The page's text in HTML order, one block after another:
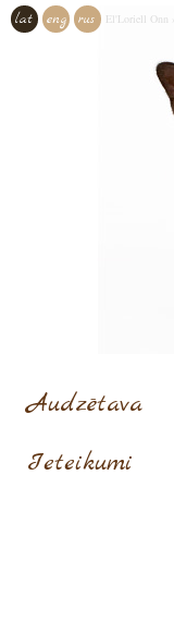
lat eng rus El'Loriell Onn
Audzētava
Ieteikumi